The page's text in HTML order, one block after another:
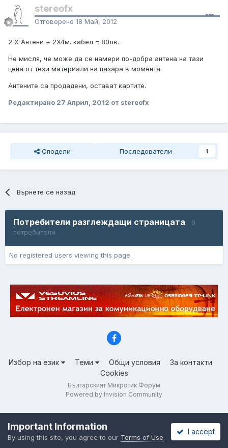
stereofx
Отговорено 18 Май, 2012
2 Х Антени + 2X4м. кабел = 80лв.
Не мисля, че може да се намери по-добра антена на тази
цена от тези материали на пазара в момента.
Антените са продадени, остават картите.
Редактирано 27 Април, 2012 от stereofx
Сподели Последователи 1
Върнете се назад
Потребители разглеждащи страницата
0
потребители
No registered users viewing this page.
Избор на език Теми Общи условия
За контакти
Cookies
Българският Микротик Форум
Powered by Invision Community
Important Information
By using this site, you agree to our Terms of Use.
I accept